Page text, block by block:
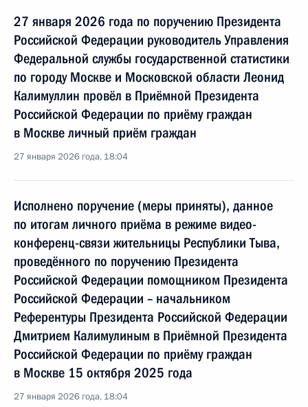
27 января 2026 года по поручению Президента
Российской Федерации руководитель Управления
Федеральной службы государственной статистики
по городу Москве и Московской области Леонид
Калимуллин провёл в Приёмной Президента
Российской Федерации по приёму граждан
в Москве личный приём граждан
27 января 2026 года, 18:04
Исполнено поручение (меры приняты), данное
по итогам личного приёма в режиме видео-
конференц-связи жительницы Республики Тыва,
проведённого по поручению Президента
Российской Федерации помощником Президента
Российской Федерации – начальником
Референтуры Президента Российской Федерации
Дмитрием Калимулиным в Приёмной Президента
Российской Федерации по приёму граждан
в Москве 15 октября 2025 года
27 января 2026 года, 18:04